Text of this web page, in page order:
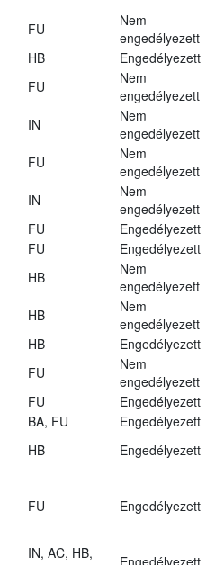
FU
Nem
engedélyezett
HB
Engedélyezett
FU
Nem
engedélyezett
IN
Nem
engedélyezett
FU
Nem
engedélyezett
IN
Nem
engedélyezett
FU
Engedélyezett
FU
Engedélyezett
HB
Nem
engedélyezett
HB
Nem
engedélyezett
HB
Engedélyezett
FU
Nem
engedélyezett
FU
Engedélyezett
BA, FU
Engedélyezett
HB
Engedélyezett
FU Engedélyezett
IN, AC, HB,